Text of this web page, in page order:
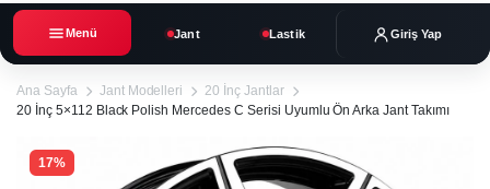
Menü Jant Lastik Giriş Yap
Ana Sayfa Jant Modelleri
20 İnç Jantlar
20 İnç 5×112 Black Polish Mercedes C Serisi Uyumlu Ön Arka Jant Takımı
17%